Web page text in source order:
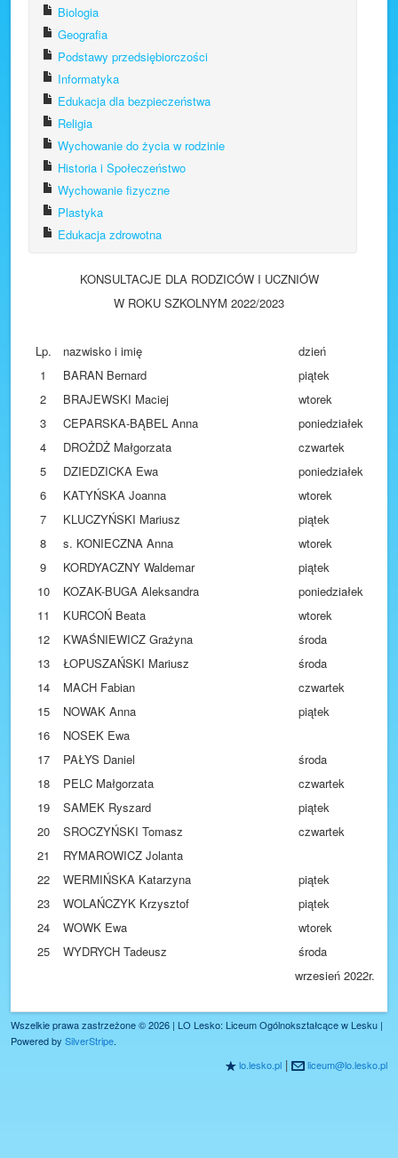
Facebook
Plan lekcji
Biologia
Geografia
Podstawy przedsiębiorczości
Informatyka
Edukacja dla bezpieczeństwa
Religia
Wychowanie do życia w rodzinie
Historia i Społeczeństwo
Wychowanie fizyczne
Plastyka
Edukacja zdrowotna
KONSULTACJE DLA RODZICÓW I UCZNIÓW
W ROKU SZKOLNYM 2022/2023
Lp. nazwisko i imię
dzień
1
BARAN Bernard
piątek
2
BRAJEWSKI Maciej
wtorek
3
CEPARSKA-BĄBEL Anna
poniedziałek
4
DROŻDŻ Małgorzata
czwartek
5
DZIEDZICKA Ewa
poniedziałek
6
KATYŃSKA Joanna
wtorek
7
KLUCZYŃSKI Mariusz
piątek
8
s. KONIECZNA Anna
wtorek
9
KORDYACZNY Waldemar
piątek
10
KOZAK-BUGA Aleksandra
poniedziałek
11
KURCOŃ Beata
wtorek
12
KWAŚNIEWICZ Grażyna
środa
13
ŁOPUSZAŃSKI Mariusz
środa
14
MACH Fabian
czwartek
15
NOWAK Anna
piątek
16
NOSEK Ewa
17
PAŁYS Daniel
środa
18
PELC Małgorzata
czwartek
19
SAMEK Ryszard
piątek
20
SROCZYŃSKI Tomasz
czwartek
21
RYMAROWICZ Jolanta
22
WERMIŃSKA Katarzyna
piątek
23
WOLAŃCZYK Krzysztof
piątek
24
WOWK Ewa
wtorek
25
WYDRYCH Tadeusz
środa
wrzesień 2022r.
Wszelkie prawa zastrzeżone © 2026 | LO Lesko: Liceum Ogólnokształcące w Lesku |
Powered by SilverStripe
R lo.lesko.pl | @ liceum@lo.lesko.pl